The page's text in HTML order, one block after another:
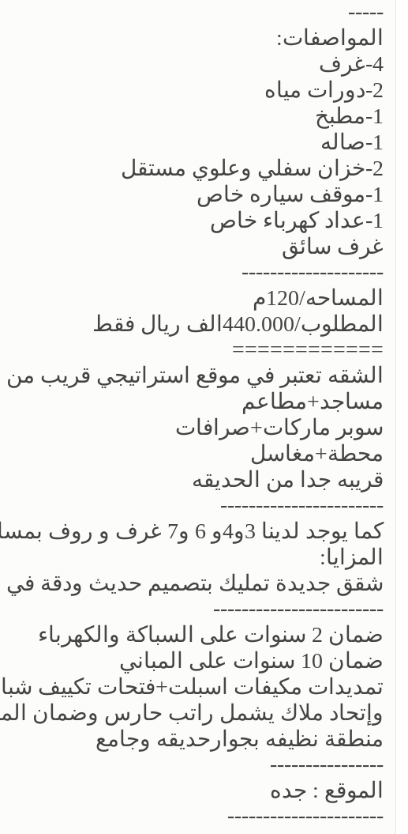
-----
المواصفات:
4-غرف
2-دورات مياه
1-مطبخ
1-صاله
2-خزان سفلي وعلوي مستقل
1-موقف سياره خاص
1-عداد كهرباء خاص
غرف سائق
--------------------
المساحه/120م
المطلوب/440.000الف ريال فقط
============
الشقه تعتبر في موقع استراتيجي قريب
مساجد+مطاعم
سوبر ماركات+صرافات
محطة+مغاسل
قريبه جدا من الحديقه
-----------------------
كما يوجد لدينا 3و4و 6 و7 غرف و روف بمساحات مختلفه
المزايا:
شقق جديدة تمليك بتصميم حديث ودقة في
------------------------
ضمان 2 سنوات على السباكة والكهرباء
ضمان 10 سنوات على المباني
تمديدات مكيفات اسبلت+فتحات تكييف
وإتحاد ملاك يشمل راتب حارس وضمان
منطقة نظيفه بجوارحديقه وجامع
----------------
الموقع : جده
----------------------